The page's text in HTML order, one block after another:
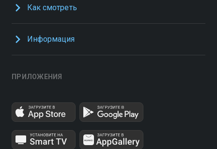
Как смотреть
Информация
ПРИЛОЖЕНИЯ